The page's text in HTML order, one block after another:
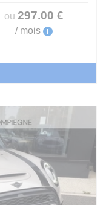
ou 297.00 €
/ mois i